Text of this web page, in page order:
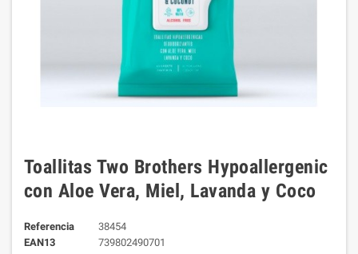
Toallitas Two Brothers Hypoallergenic
con Aloe Vera, Miel, Lavanda y Coco
Referencia
38454
EAN13
739802490701